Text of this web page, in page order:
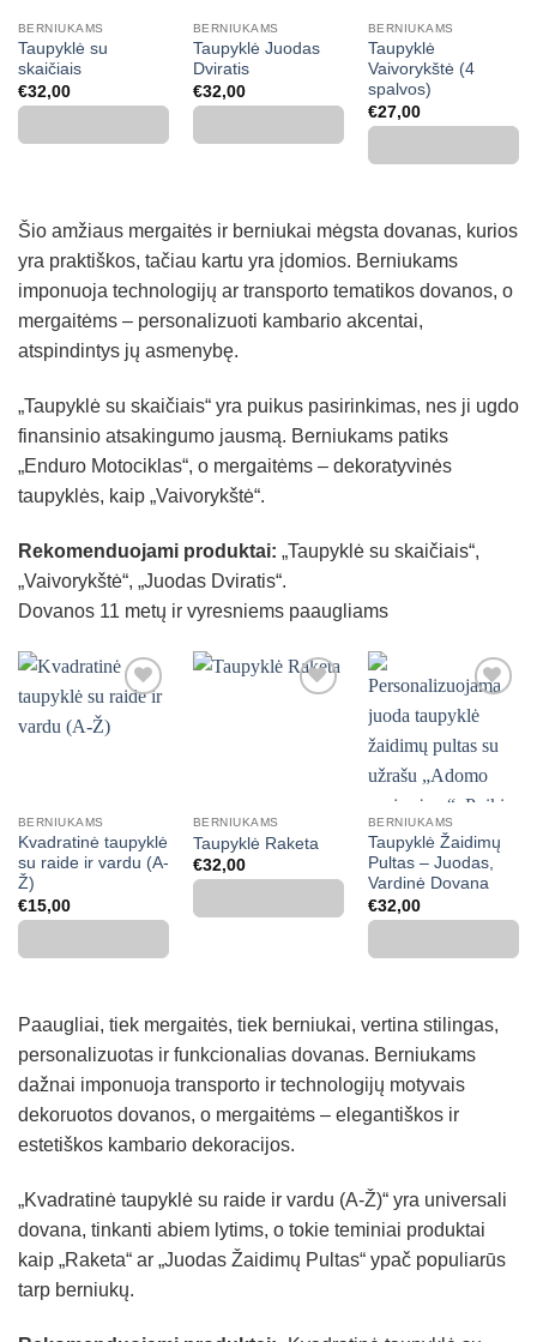
BERNIUKAMS
Taupyklė su
skaičiais
€32,00
BERNIUKAMS
Taupyklė Juodas
Dviratis
€32,00
BERNIUKAMS
Taupyklė
Vaivorykštė (4
spalvos)
€27,00
Šio amžiaus mergaitės ir berniukai mėgsta dovanas, kurios
yra praktiškos, tačiau kartu yra įdomios. Berniukams
imponuoja technologijų ar transporto tematikos dovanos, o
mergaitėms – personalizuoti kambario akcentai,
atspindintys jų asmenybę.
„Taupyklė su skaičiais“ yra puikus pasirinkimas, nes ji ugdo
finansinio atsakingumo jausmą. Berniukams patiks
„Enduro Motociklas“, o mergaitėms – dekoratyvinės
taupyklės, kaip „Vaivorykštė“.
Rekomenduojami produktai: „Taupyklė su skaičiais“,
„Vaivorykštė“, „Juodas Dviratis“.
Dovanos 11 metų ir vyresniems paaugliams
BERNIUKAMS
Kvadratinė taupyklė
su raide ir vardu (A-
Ž)
€15,00
BERNIUKAMS
Taupyklė Raketa
€32,00
Mėgstamiausias
BERNIUKAMS
Taupyklė Žaidimų
Pultas – Juodas,
Vardinė Dovana
€32,00
Paaugliai, tiek mergaitės, tiek berniukai, vertina stilingas,
personalizuotas ir funkcionalias dovanas. Berniukams
dažnai imponuoja transporto ir technologijų motyvais
dekoruotos dovanos, o mergaitėms – elegantiškos ir
estetiškos kambario dekoracijos.
„Kvadratinė taupyklė su raide ir vardu (A-Ž)“ yra universali
dovana, tinkanti abiem lytims, o tokie teminiai produktai
kaip „Raketa“ ar „Juodas Žaidimų Pultas“ ypač populiarūs
tarp berniukų.